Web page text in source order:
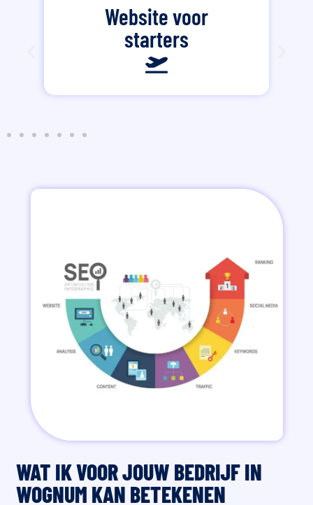
Website voor
starters
WAT IK VOOR JOUW BEDRIJF IN
WOGNUM KAN BETEKENEN